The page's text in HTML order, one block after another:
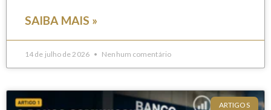
SAIBA MAIS »
14 de julho de 2026 Nenhum comentário
ARTIGOS